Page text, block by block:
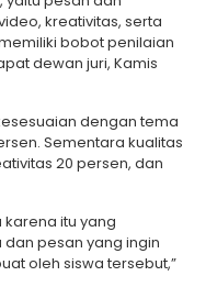
kreativitas, serta
bobot penilaian
dewan juri, Kamis
dengan tema
Sementara kualitas
20 persen, dan
itu yang
pesan yang ingin
oleh siswa tersebut,”